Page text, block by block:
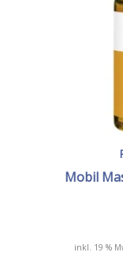
Mobil
inkl. 19 %